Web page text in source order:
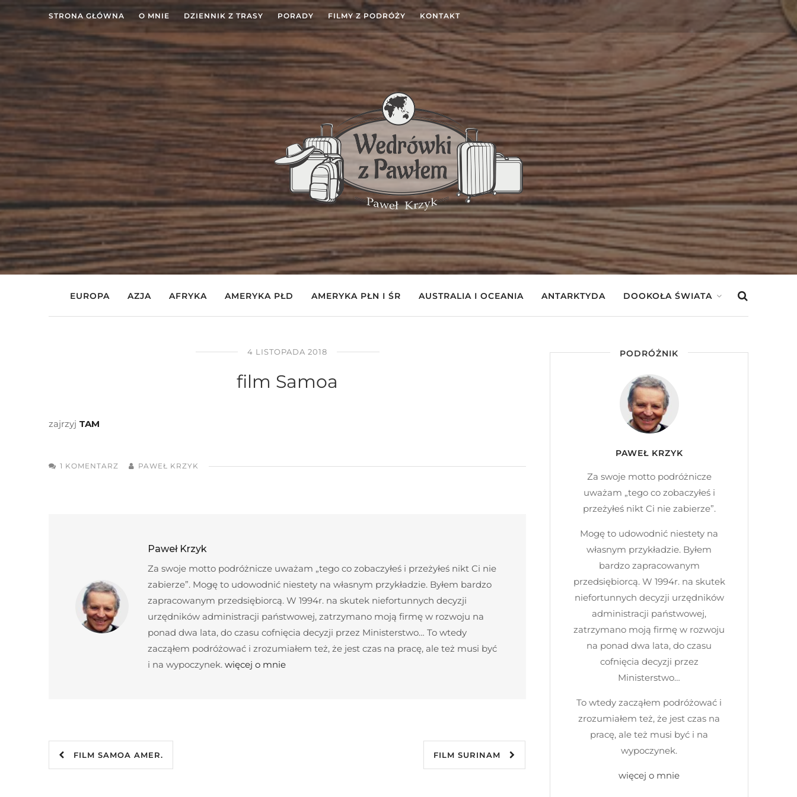
STRONA GŁÓWNA O MNIE DZIENNIK Z TRASY PORADY FILMY Z PODRÓŻY KONTAKT
EUROPA AZJA AFRYKA AMERYKA PŁD AMERYKA PŁN I ŚR AUSTRALIA I OCEANIA ANTARKTYDA DOOKOŁA ŚWIATA
4 LISTOPADA 2018
film Samoa
zajrzyj TAM
1 KOMENTARZ PAWEŁ KRZYK
Paweł Krzyk
Za swoje motto podróżnicze uważam „tego co zobaczyłeś i przeżyłeś nikt Ci nie
zabierze”. Mogę to udowodnić niestety na własnym przykładzie. Byłem bardzo
zapracowanym przedsiębiorcą. W 1994r. na skutek niefortunnych decyzji
urzędników administracji państwowej, zatrzymano moją firmę w rozwoju na
ponad dwa lata, do czasu cofnięcia decyzji przez Ministerstwo… To wtedy
zacząłem podróżować i zrozumiałem też, że jest czas na pracę, ale też musi być
i na wypoczynek. więcej o mnie
FILM SAMOA AMER. FILM SURINAM
PODRÓŻNIK
PAWEŁ KRZYK
Za swoje motto podróżnicze
uważam „tego co zobaczyłeś i
przeżyłeś nikt Ci nie zabierze”.
Mogę to udowodnić niestety na
własnym przykładzie. Byłem
bardzo zapracowanym
przedsiębiorcą. W 1994r. na skutek
niefortunnych decyzji urzędników
administracji państwowej,
zatrzymano moją firmę w rozwoju
na ponad dwa lata, do czasu
cofnięcia decyzji przez
Ministerstwo…
To wtedy zacząłem podróżować i
zrozumiałem też, że jest czas na
pracę, ale też musi być i na
wypoczynek.
więcej o mnie